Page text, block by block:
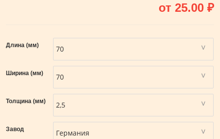
от 25.00 ₽
Длина (мм)
Ширина (мм)
Толщина (мм)
Завод